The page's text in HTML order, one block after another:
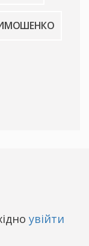
увійти